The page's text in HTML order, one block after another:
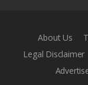
About Us
Legal Disclaimer